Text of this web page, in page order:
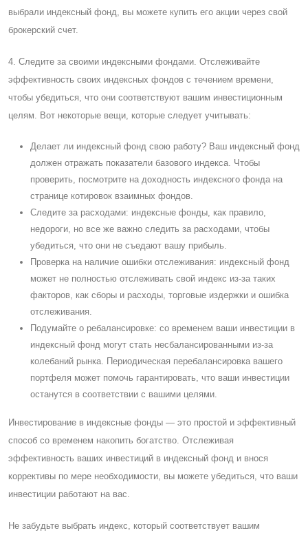
выбрали индексный фонд, вы можете купить его акции через свой
брокерский счет.
4. Cледите за своими индексными фондами. Отслеживайте
эффективность своих индексных фондов с течением времени,
чтобы убедиться, что они соответствуют вашим инвестиционным
целям. Вот некоторые вещи, которые следует учитывать:
Делает ли индексный фонд свою работу? Ваш индексный фонд
должен отражать показатели базового индекса. Чтобы
проверить, посмотрите на доходность индексного фонда на
странице котировок взаимных фондов.
Cледите за расходами: индексные фонды, как правило,
недороги, но все же важно следить за расходами, чтобы
убедиться, что они не съедают вашу прибыль.
Проверка на наличие ошибки отслеживания: индексный фонд
может не полностью отслеживать свой индекс из-за таких
факторов, как сборы и расходы, торговые издержки и ошибка
отслеживания.
Подумайте о ребалансировке: со временем ваши инвестиции в
индексный фонд могут стать несбалансированными из-за
колебаний рынка. Периодическая перебалансировка вашего
портфеля может помочь гарантировать, что ваши инвестиции
останутся в соответствии с вашими целями.
Инвестирование в индексные фонды — это простой и эффективный
способ со временем накопить богатство. Отслеживая
эффективность ваших инвестиций в индексный фонд и внося
коррективы по мере необходимости, вы можете убедиться, что ваши
инвестиции работают на вас.
Не забудьте выбрать индекс, который соответствует вашим